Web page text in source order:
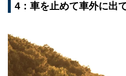
4：車を止めて車外に出